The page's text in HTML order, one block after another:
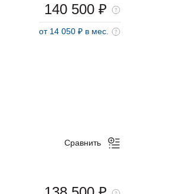
140 500 ₽
от 14 050 ₽ в мес.
Сравнить